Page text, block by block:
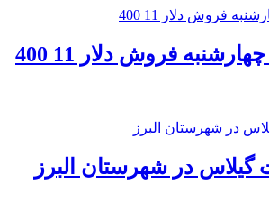
فروش دلار 11 400
گیلاس در شهرستان البرز